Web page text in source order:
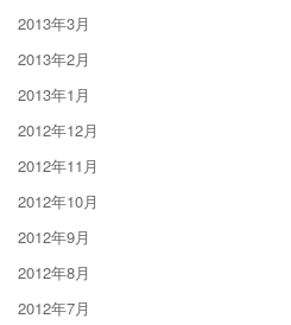
2013年3月
2013年2月
2013年1月
2012年12月
2012年11月
2012年10月
2012年9月
2012年8月
2012年7月